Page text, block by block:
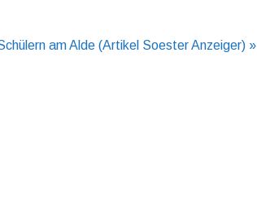
am Alde (Artikel Soester Anzeiger) »